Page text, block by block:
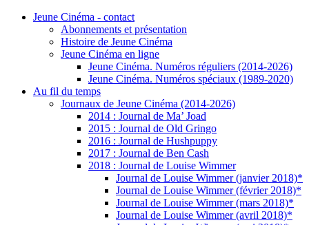
Jeune Cinéma - contact
Abonnements et présentation
Histoire de Jeune Cinéma
Jeune Cinéma en ligne
Jeune Cinéma. Numéros réguliers (2014-2026)
Jeune Cinéma. Numéros spéciaux (1989-2020)
Au fil du temps
Journaux de Jeune Cinéma (2014-2026)
2014 : Journal de Ma’ Joad
2015 : Journal de Old Gringo
2016 : Journal de Hushpuppy
2017 : Journal de Ben Cash
2018 : Journal de Louise Wimmer
Journal de Louise Wimmer (janvier 2018)*
Journal de Louise Wimmer (février 2018)*
Journal de Louise Wimmer (mars 2018)*
Journal de Louise Wimmer (avril 2018)*